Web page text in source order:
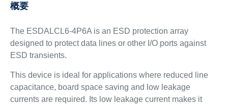
概要
The ESDALCL6-4P6A is an ESD protection array
designed to protect data lines or other I/O ports against
ESD transients.
This device is ideal for applications where reduced line
capacitance, board space saving and low leakage
currents are required. Its low leakage current makes it